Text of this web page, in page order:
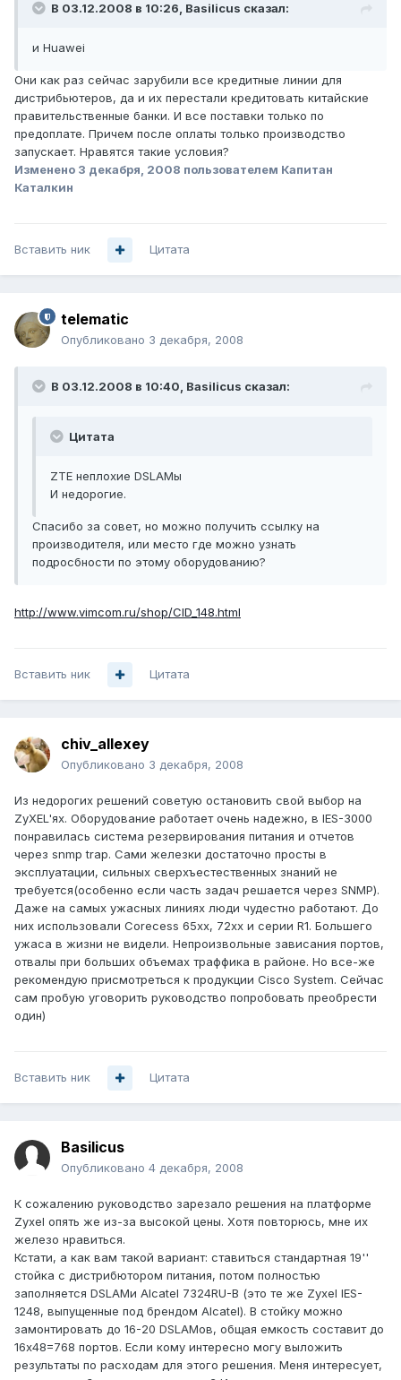
В 03.12.2008 в 10:26, Basilicus сказал:
и Huawei
Они как раз сейчас зарубили все кредитные линии для
дистрибьютеров, да и их перестали кредитовать китайские
правительственные банки. И все поставки только по
предоплате. Причем после оплаты только производство
запускает. Нравятся такие условия?
Изменено 3 декабря, 2008 пользователем Капитан
Каталкин
Вставить ник Цитата
telematic
Опубликовано 3 декабря, 2008
В 03.12.2008 в 10:40, Basilicus сказал:
Цитата
ZTE неплохие DSLAMы
И недорогие.
Спасибо за совет, но можно получить ссылку на
производителя, или место где можно узнать
подросбности по этому оборудованию?
http://www.vimcom.ru/shop/CID_148.html
Вставить ник Цитата
chiv_allexey
Опубликовано 3 декабря, 2008
Из недорогих решений советую остановить свой выбор на
ZyXEL'ях. Оборудование работает очень надежно, в IES-3000
понравилась система резервирования питания и отчетов
через snmp trap. Сами железки достаточно просты в
эксплуатации, сильных сверхъестественных знаний не
требуется(особенно если часть задач решается через SNMP).
Даже на самых ужасных линиях люди чудестно работают. До
них использовали Corecess 65xx, 72xx и серии R1. Большего
ужаса в жизни не видели. Непроизвольные зависания портов,
отвалы при больших объемах траффика в районе. Но все-же
рекомендую присмотреться к продукции Cisco System. Сейчас
сам пробую уговорить руководство попробовать преобрести
один)
Вставить ник Цитата
Basilicus
Опубликовано 4 декабря, 2008
К сожалению руководство зарезало решения на платформе
Zyxel опять же из-за высокой цены. Хотя повторюсь, мне их
железо нравиться.
Кстати, а как вам такой вариант: ставиться стандартная 19''
стойка с дистрибютором питания, потом полностью
заполняется DSLAMи Alcatel 7324RU-B (это те же Zyxel IES-
1248, выпущенные под брендом Alcatel). В стойку можно
замонтировать до 16-20 DSLAMов, общая емкость составит до
16х48=768 портов. Если кому интересно могу выложить
результаты по расходам для этого решения. Меня интересует,